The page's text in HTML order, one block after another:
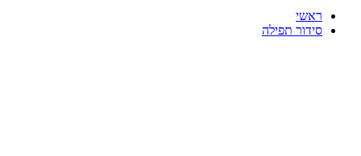
ראשי
סידור תפילה